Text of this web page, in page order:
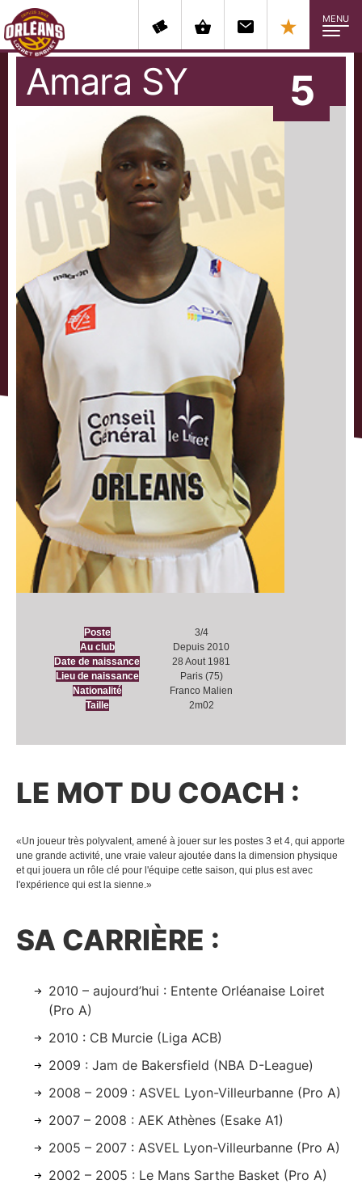
MENU
Amara SY 5
Poste
3/4
Au club
Depuis 2010
Date de naissance
28 Aout 1981
Lieu de naissance
Paris (75)
Nationalité
Franco Malien
Taille
2m02
LE MOT DU COACH :
Un joueur très polyvalent, amené à jouer sur les postes 3 et 4, qui apporte
une grande activité, une vraie valeur ajoutée dans la dimension physique
et qui jouera un rôle clé pour l'équipe cette saison, qui plus est avec
l'expérience qui est la sienne.
SA CARRIÈRE :
2010 – aujourd’hui : Entente Orléanaise Loiret
(Pro A)
2010 : CB Murcie (Liga ACB)
2009 : Jam de Bakersfield (NBA D-League)
2008 – 2009 : ASVEL Lyon-Villeurbanne (Pro A)
2007 – 2008 : AEK Athènes (Esake A1)
2005 – 2007 : ASVEL Lyon-Villeurbanne (Pro A)
2002 – 2005 : Le Mans Sarthe Basket (Pro A)